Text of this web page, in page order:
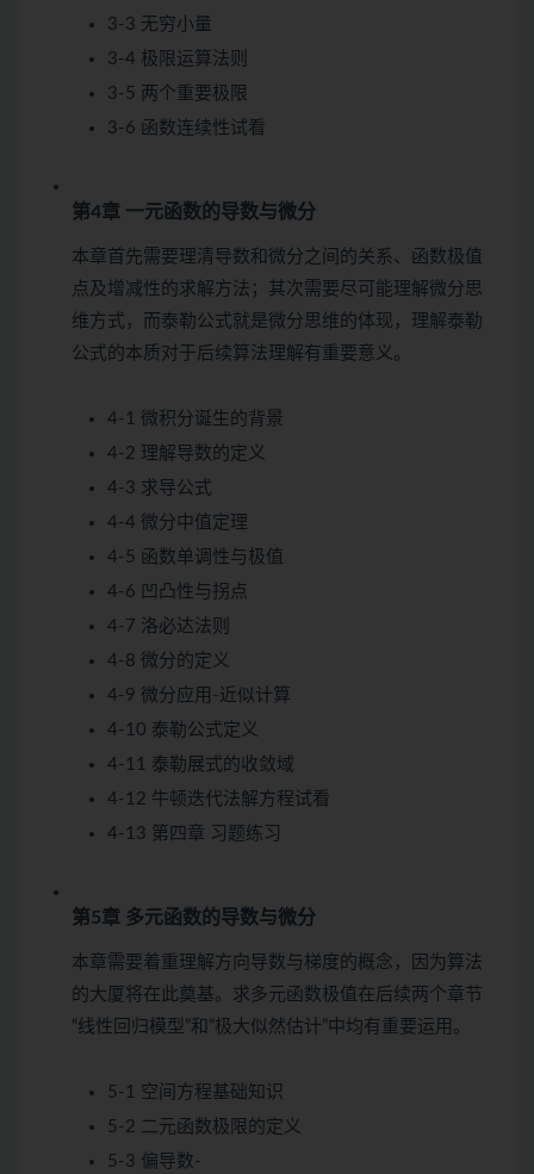
3-3 无穷小量
3-4 极限运算法则
3-5 两个重要极限
3-6 函数连续性试看
第4章 一元函数的导数与微分
本章首先需要理清导数和微分之间的关系、函数极值
点及增减性的求解方法；其次需要尽可能理解微分思
维方式，而泰勒公式就是微分思维的体现，理解泰勒
公式的本质对于后续算法理解有重要意义。
4-1 微积分诞生的背景
4-2 理解导数的定义
4-3 求导公式
4-4 微分中值定理
4-5 函数单调性与极值
4-6 凹凸性与拐点
4-7 洛必达法则
4-8 微分的定义
4-9 微分应用-近似计算
4-10 泰勒公式定义
4-11 泰勒展式的收敛域
4-12 牛顿迭代法解方程试看
4-13 第四章 习题练习
第5章 多元函数的导数与微分
本章需要着重理解方向导数与梯度的概念，因为算法
的大厦将在此奠基。求多元函数极值在后续两个章节
“线性回归模型”和“极大似然估计”中均有重要运用。
5-1 空间方程基础知识
5-2 二元函数极限的定义
5-3 偏导数-